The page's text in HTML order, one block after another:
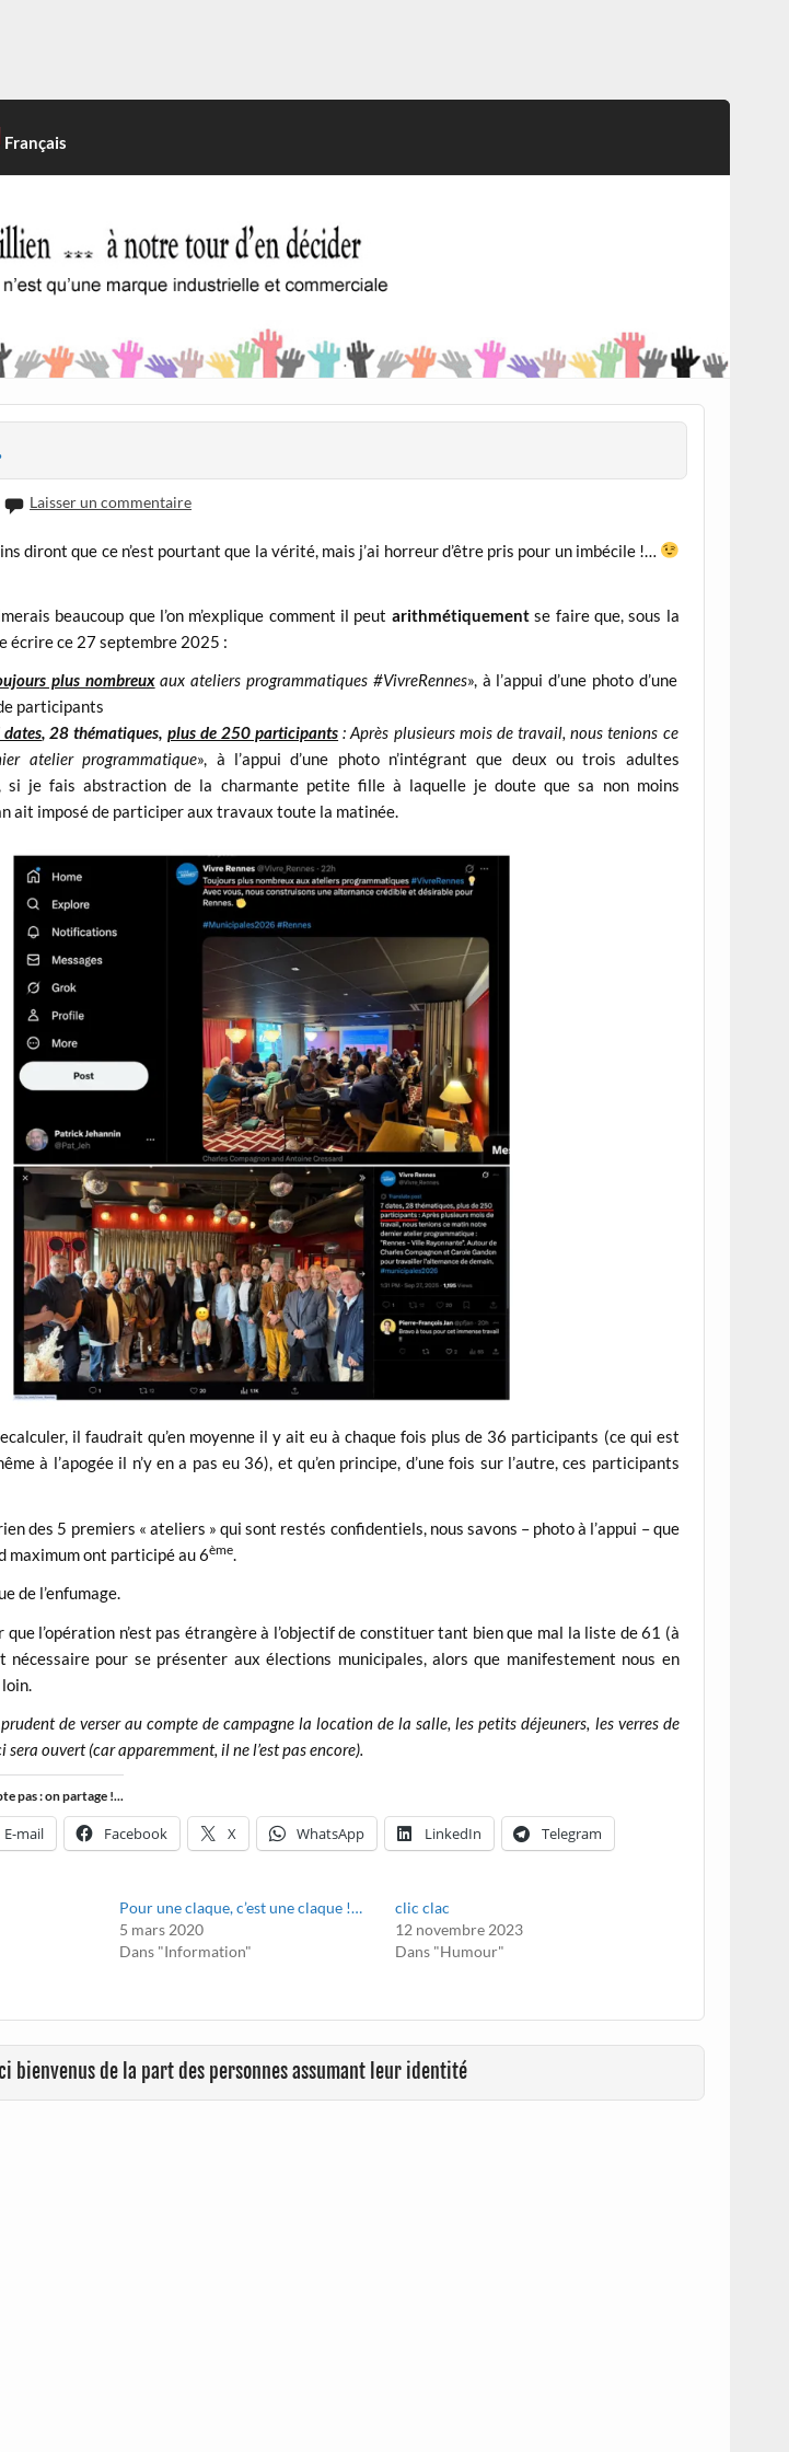
Français
Laisser un commentaire
diront que ce n’est pourtant que la vérité, mais j’ai horreur d’être pris pour un imbécile !…
beaucoup que l’on m’explique comment il peut arithmétiquementse faire que, sous la
écrire ce 27 septembre 2025 :
plus nombreuxaux ateliers programmatiques #VivreRennes», à l’appui d’une photo d’une
participants
dates, 28 thématiques, plus de 250 participants : Après plusieurs mois de travail, nous tenions ce
atelier programmatique», à l’appui d’une photo n’intégrant que deux ou trois adultes
si je fais abstraction de la charmante petite fille à laquelle je doute que sa non moins
ait imposé de participer aux travaux toute la matinée.
il faudrait qu’en moyenne il y ait eu à chaque fois plus de 36 participants (ce qui est
à l’apogée il n’y en a pas eu 36), et qu’en principe, d’une fois sur l’autre, ces participants
des 5 premiers « ateliers » qui sont restés confidentiels, nous savons – photo à l’appui – que
maximum ont participé au 6ème.
de l’enfumage.
que l’opération n’est pas étrangère à l’objectif de constituer tant bien que mal la liste de 61 (à
nécessaire pour se présenter aux élections municipales, alors que manifestement nous en
de verser au compte de campagne la location de la salle, les petits déjeuners, les verres de
ouvert (car apparemment, il ne l’est pas encore).
pas : on partage !...
E-mail Facebook X WhatsApp LinkedIn Telegram
Pour une claque, c’est une claque !…
5 mars 2020
Dans "Information"
clic clac
12 novembre 2023
Dans "Humour"
bienvenus de la part des personnes assumant leur identité